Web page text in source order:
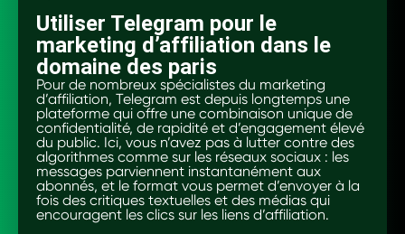
Utiliser Telegram pour le
marketing d’affiliation dans le
domaine des paris
Pour de nombreux spécialistes du marketing
d’affiliation, Telegram est depuis longtemps une
plateforme qui offre une combinaison unique de
confidentialité, de rapidité et d’engagement élevé
du public. Ici, vous n’avez pas à lutter contre des
algorithmes comme sur les réseaux sociaux : les
messages parviennent instantanément aux
abonnés, et le format vous permet d’envoyer à la
fois des critiques textuelles et des médias qui
encouragent les clics sur les liens d’affiliation.